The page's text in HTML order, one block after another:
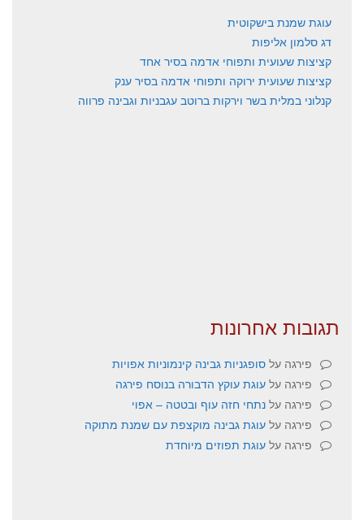
עוגת שמנת בישקוטית
דג סלמון אליפות
קציצות שעועית ותפוחי אדמה בסיר אחד
קציצות שעועית ירוקה ותפוחי אדמה בסיר ענק
קנלוני במלית בשר וירקות ברוטב עגבניות וגבינה פרווה
תגובות אחרונות
פירגה על סופגניות גבינה קינמוניות אפויות
פירגה על עוגת עוקץ הדבורה בנוסח פירגה
פירגה על נתחי חזה עוף ובטטה – אפוי
פירגה על עוגת גבינה מוקצפת עם שמנת מתוקה
פירגה על עוגת תפוזים מיוחדת